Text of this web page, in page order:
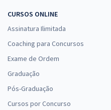
CURSOS ONLINE
Assinatura Ilimitada
Coaching para Concursos
Exame de Ordem
Graduação
Pós-Graduação
Cursos por Concurso